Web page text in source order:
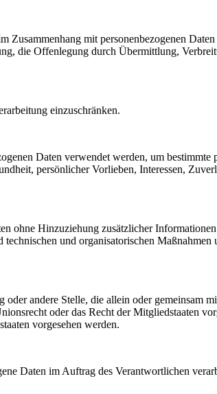
mit personenbezogenen
die Offenlegung durch Übermittlung,
einzuschränken.
Daten verwendet werden, um
persönlicher Vorlieben, Interessen,
ohne Hinzuziehung zusätzlicher
und organisatorischen Maßnahmen
andere Stelle, die allein oder gemeinsam
oder das Recht der Mitgliedstaaten
vorgesehen werden.
Daten im Auftrag des Verantwortlichen